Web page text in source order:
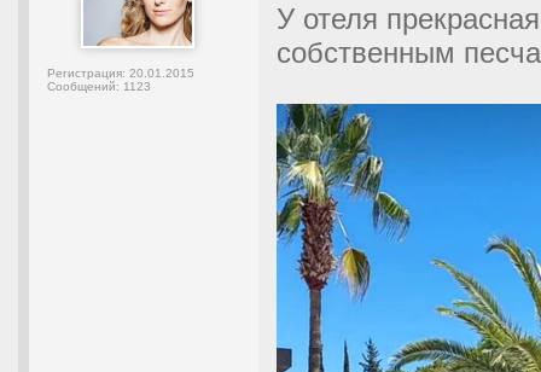
Регистрация: 20.01.2015
Сообщений: 1123
У отеля
собственным